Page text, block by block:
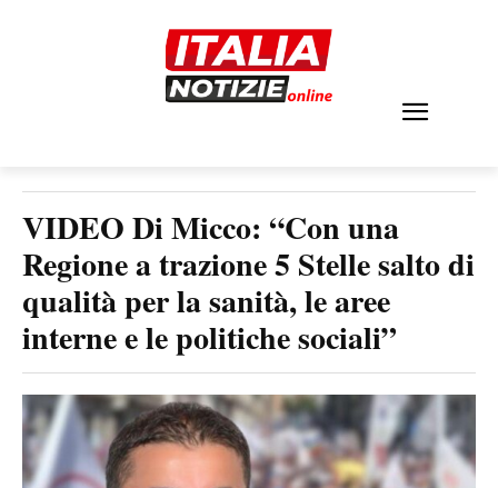
VIDEO Di Micco: “Con una
Regione a trazione 5 Stelle salto di
qualità per la sanità, le aree
interne e le politiche sociali”